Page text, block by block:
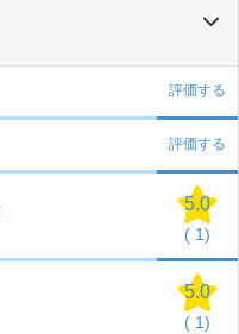
評価する
評価する
5.0
( 1)
5.0
( 1)